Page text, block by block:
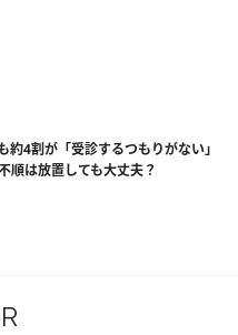
約4割が「受診するつもりがない」
順は放置しても大丈夫？